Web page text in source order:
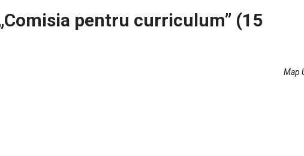
pentru curriculum” (15
Map